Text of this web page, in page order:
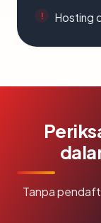
Hosting
Tanpa